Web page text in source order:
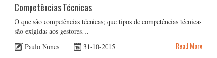
Competências Técnicas
O que são competências técnicas; que tipos de competências técnicas
são exigidas aos gestores…
Paulo Nunes
31-10-2015 Read More